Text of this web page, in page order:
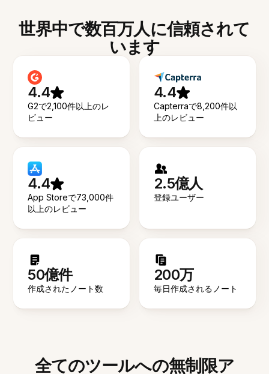
世界中で数百万人に信頼されて
います
4.4
G2で2,100件以上のレ
ビュー
4.4
Capterraで8,200件以
上のレビュー
4.4
App Storeで73,000件
以上のレビュー
2.5億人
登録ユーザー
50億件
作成されたノート数
200万
毎日作成されるノート
全てのツールへの無制限ア